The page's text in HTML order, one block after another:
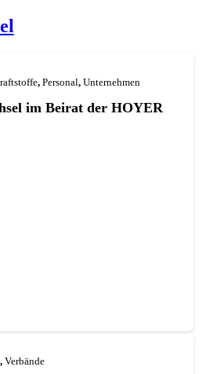
, Personal, Unternehmen
im Beirat der HOYER
, Verbände